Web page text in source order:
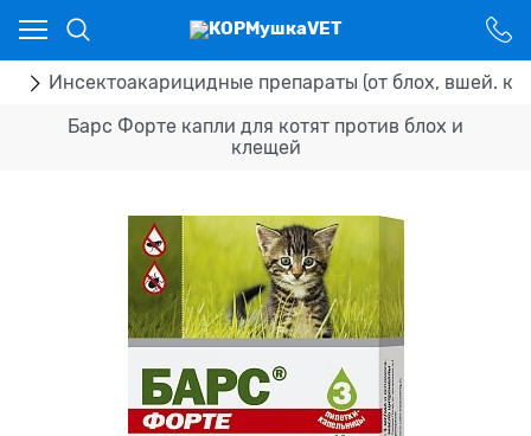
Инсектоакарицидные препараты (от блох, вшей.
Барс Форте капли для котят против блох и
клещей
Ваш город - Костанай,
угадали?